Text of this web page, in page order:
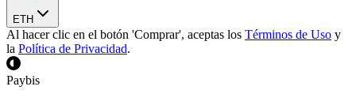
ETH
Al hacer clic en el botón 'Comprar', aceptas los Términos de Uso y
la Política de Privacidad.
Paybis